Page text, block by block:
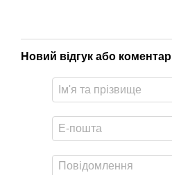
Новий відгук або коментар